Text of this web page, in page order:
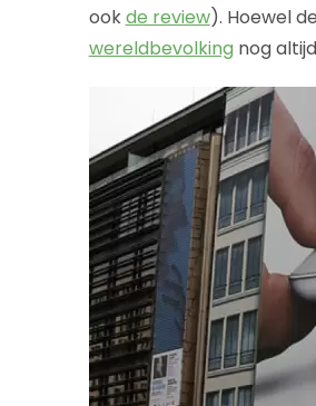
ookde review). Hoewel
wereldbevolking nog